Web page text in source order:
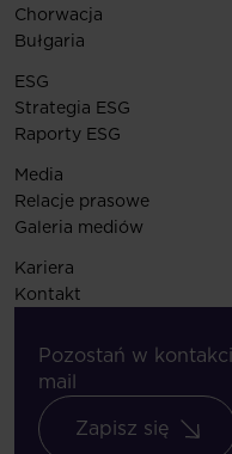
Chorwacja
Bułgaria
ESG
Strategia ESG
Raporty ESG
Media
Relacje prasowe
Galeria mediów
Kariera
Kontakt
Pozostań w
mail
Zapisz się